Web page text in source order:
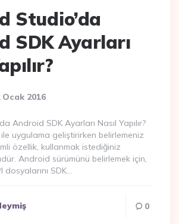
Studio’da
SDK Ayarları
Ocak 2016
Android SDK Ayarları Nasıl Yapılır?
uygulama geliştirirken belirlemeniz
özellik, kullanmak istediğiniz
Android sürümünü belirlemek için,
SDK…
0